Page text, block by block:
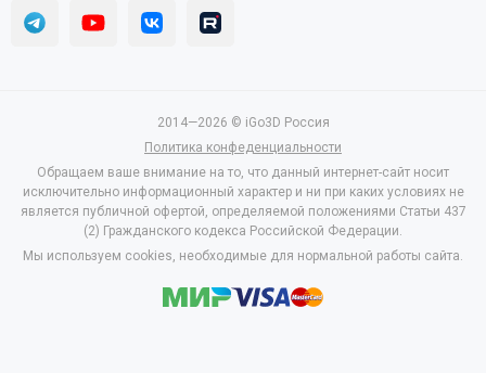
2014—2026 © iGo3D Россия
Политика конфеденциальности
Обращаем ваше внимание на то, что данный интернет-сайт носит
исключительно информационный характер и ни при каких условиях не
является публичной офертой, определяемой положениями Статьи 437
(2) Гражданского кодекса Российской Федерации.
Мы используем cookies, необходимые для нормальной работы сайта.